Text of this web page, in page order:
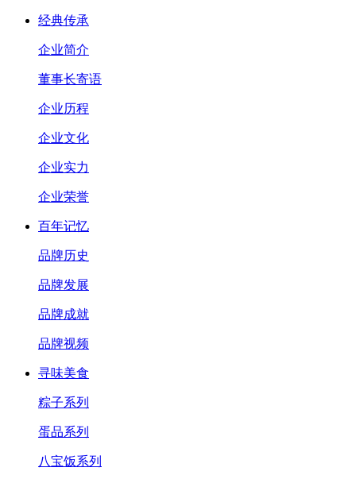
经典传承
企业简介
董事长寄语
企业历程
企业文化
企业实力
企业荣誉
百年记忆
品牌历史
品牌发展
品牌成就
品牌视频
寻味美食
粽子系列
蛋品系列
八宝饭系列